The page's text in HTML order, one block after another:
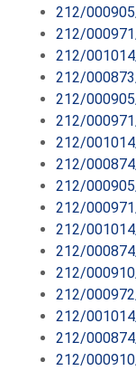
212/
212/
212/
212/
212/
212/
212/
212/
212/
212/
212/
212/
212/
212/
212/
212/
212/